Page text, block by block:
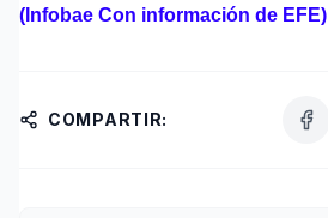
(Infobae Con información de EFE)
COMPARTIR: